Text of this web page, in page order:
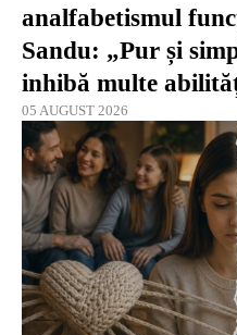
analfabetismul
Sandu: „Pur și
inhibă multe
05 AUGUST 2026